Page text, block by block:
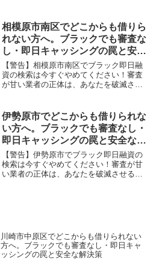
す。横浜市神奈川区で違法業者を避け、
借金地獄から抜け出した方々の実体験と
確実な解決策を完全公開。
相模原市南区でどこからも借りら
れない方へ。ブラックでも審査な
し・即日キャッシングの罠と安全
な解決策
【警告】相模原市南区でブラック即日融
資の検索は今すぐやめてください！審査
が甘い業者の正体は、あなたを破滅させ
す。相模原市南区で違法業者を避け、借
金地獄から抜け出した方々の実体験と確
実な解決策を完全公開。
伊勢原市でどこからも借りられな
い方へ。ブラックでも審査なし・
即日キャッシングの罠と安全な解
決策
【警告】伊勢原市でブラック即日融資の
検索は今すぐやめてください！審査が甘
い業者の正体は、あなたを破滅させる闇
川崎市中原区でどこからも借りられない
方へ。ブラックでも審査なし・即日キャ
ッシングの罠と安全な解決策